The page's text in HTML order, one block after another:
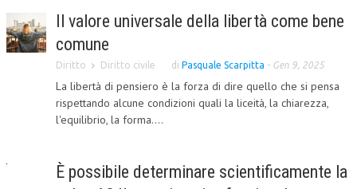
OBIETTIVI
DIREZIONE SCIENTIFICA
ALTA FORMAZIONE
CORSI CE.S.E.D.
DIVENTA SOCIO
Il valore universale della libertà come bene
comune
Diritto Diritto civile di Pasquale Scarpitta - Gen 9, 2025
La libertà di pensiero è la forza di dire quello che si pensa
rispettando alcune condizioni quali la liceità, la chiarezza,
l'equilibrio, la forma....
È possibile determinare scientificamente la